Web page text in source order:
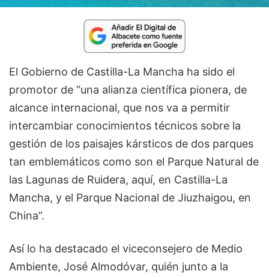
El Gobierno de Castilla-La Mancha ha sido el
promotor de “una alianza científica pionera, de
alcance internacional, que nos va a permitir
intercambiar conocimientos técnicos sobre la
gestión de los paisajes kársticos de dos parques
tan emblemáticos como son el Parque Natural de
las Lagunas de Ruidera, aquí, en Castilla-La
Mancha, y el Parque Nacional de Jiuzhaigou, en
China”.
Así lo ha destacado el viceconsejero de Medio
Ambiente, José Almodóvar, quién junto a la